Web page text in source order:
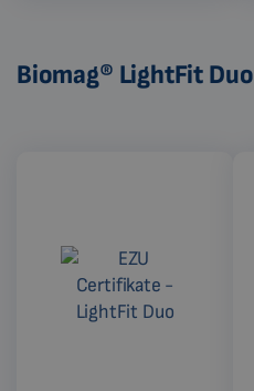
Biomag® LightFit Duo